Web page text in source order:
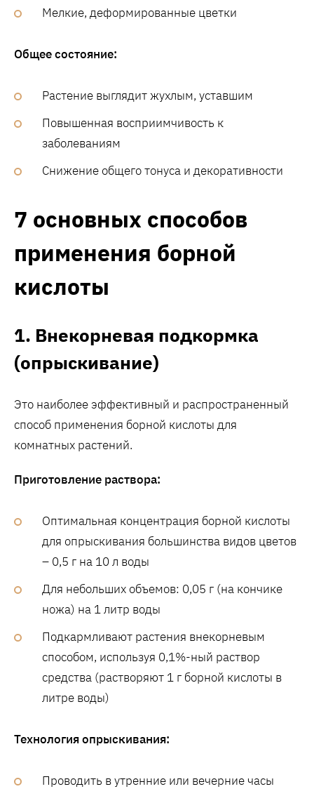
Мелкие, деформированные цветки
Общее состояние:
Растение выглядит жухлым, уставшим
Повышенная восприимчивость к
заболеваниям
Снижение общего тонуса и декоративности
7 основных способов
применения борной
кислоты
1. Внекорневая подкормка
(опрыскивание)
Это наиболее эффективный и распространенный
способ применения борной кислоты для
комнатных растений.
Приготовление раствора:
Оптимальная концентрация борной кислоты
для опрыскивания большинства видов цветов
– 0,5 г на 10 л воды
Для небольших объемов: 0,05 г (на кончике
ножа) на 1 литр воды
Подкармливают растения внекорневым
способом, используя 0,1%-ный раствор
средства (растворяют 1 г борной кислоты в
литре воды)
Технология опрыскивания:
Проводить в утренние или вечерние часы